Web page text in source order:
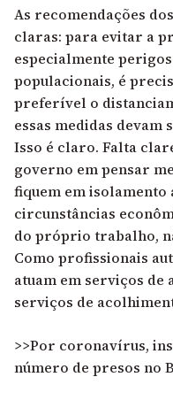
As recomendações
claras: para evitar a
especialmente
populacionais, é
preferível o
essas medidas
Isso é claro. Falta
governo em pensar
fiquem em isolamento
circunstâncias
do próprio trabalho,
Como profissionais
atuam em serviços de
serviços de
>>Por coronavírus,
número de presos no